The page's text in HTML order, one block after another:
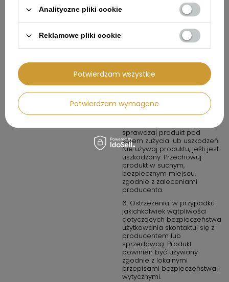
zasilania. Nie używaj
urządzenia w wilgotnych
warunkach, chyba że jest to
produkt oznaczony jako
chemicznych lub
potencjalnie
niebezpiecznych: przechowuj
w miejscach dobrze
wentylowanych i z dala od
źródeł ognia.
5. Konserwacja i
przechowywanie: regularnie
sprawdzaj produkt pod
kątem zużycia lub uszkodzeń.
Nie używaj produktu, jeśli jest
uszkodzony. Przechowuj
produkt w suchym,
bezpiecznym miejscu,
zgodnie z zaleceniami
producenta.
6. Ostrzeżenia: w przypadku
jakichkolwiek wątpliwości
dotyczących bezpieczeństwa
użytkowania skontaktuj się z
producentem lub
sprzedawcą. Produkt
powinien być używany
zgodnie z lokalnymi
przepisami bezpieczeństwa i
wytycznymi.
Analityczne pliki cookie
Reklamowe pliki cookie
Potwierdzam wymagane
Potwierdzam wszystkie